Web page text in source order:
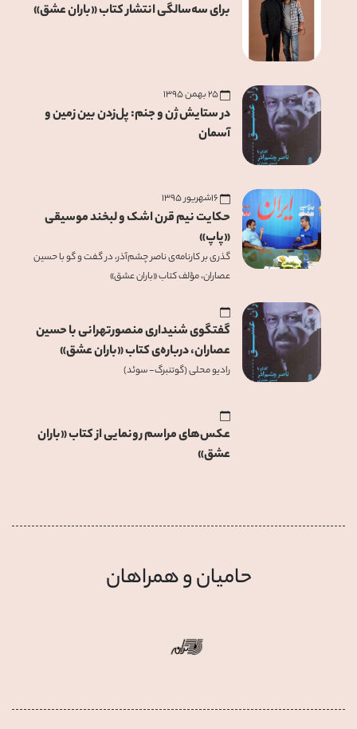
برای سه‌سالگی انتشار کتاب «باران عشق»
۲۵ بهمن ۱۳۹۵
در ستایش ژن و جنم: پل‌زدن بین زمین و
آسمان
حکایت نیم قرن اشک و لبخند موسیقی
«پاپ»
گذری بر کارنامه‌ی ناصر چشم‌آذر، در گفت و گو با حسین
عصاران، مؤلف کتاب «باران عشق»
گفتگوی شنیداری منصورتهرانی با حسین
عصاران، درباره‌ی کتاب «باران عشق»
رادیو محلی (گوتنبرگ- سوئد)
عکس‌های مراسم رونمایی از کتاب «باران
عشق»
حامیان و همراهان